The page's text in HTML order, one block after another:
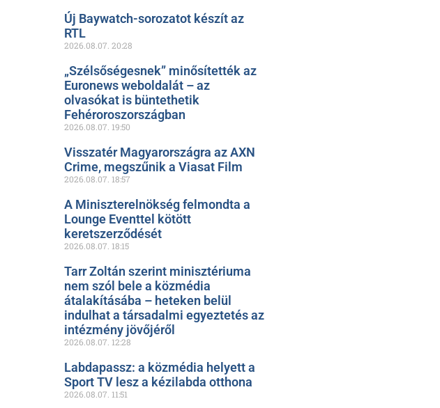
Új Baywatch-sorozatot készít az
RTL
2026.08.07. 20:28
„Szélsőségesnek” minősítették az
Euronews weboldalát – az
olvasókat is büntethetik
Fehéroroszországban
2026.08.07. 19:50
Visszatér Magyarországra az AXN
Crime, megszűnik a Viasat Film
2026.08.07. 18:57
A Miniszterelnökség felmondta a
Lounge Eventtel kötött
keretszerződését
2026.08.07. 18:15
Tarr Zoltán szerint minisztériuma
nem szól bele a közmédia
átalakításába – heteken belül
indulhat a társadalmi egyeztetés az
intézmény jövőjéről
2026.08.07. 12:28
Labdapassz: a közmédia helyett a
Sport TV lesz a kézilabda otthona
2026.08.07. 11:51